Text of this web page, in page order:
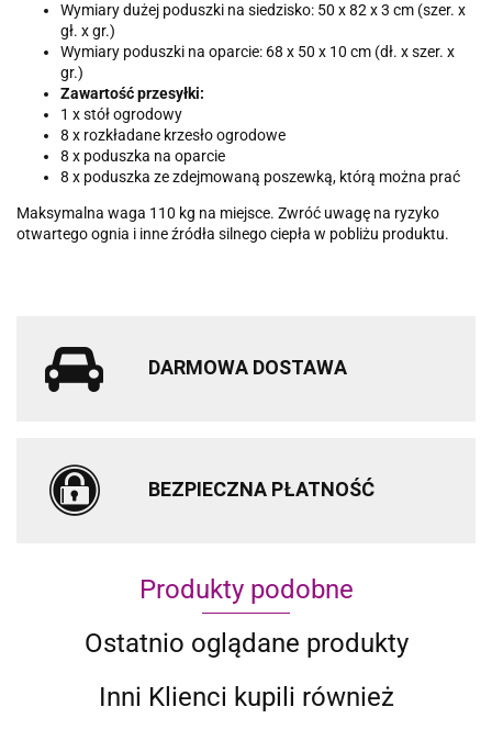
Wymiary dużej poduszki na siedzisko: 50 x 82 x 3 cm (szer. x
gł. x gr.)
Wymiary poduszki na oparcie: 68 x 50 x 10 cm (dł. x szer. x
gr.)
Zawartość przesyłki:
1 x stół ogrodowy
8 x rozkładane krzesło ogrodowe
8 x poduszka na oparcie
8 x poduszka ze zdejmowaną poszewką, którą można prać
Maksymalna waga 110 kg na miejsce. Zwróć uwagę na ryzyko
otwartego ognia i inne źródła silnego ciepła w pobliżu produktu.
DARMOWA DOSTAWA
BEZPIECZNA PŁATNOŚĆ
Produkty podobne
Ostatnio oglądane produkty
Inni Klienci kupili również